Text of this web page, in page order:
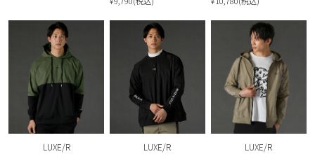
LUXE/R LUXE/R LUXE/R